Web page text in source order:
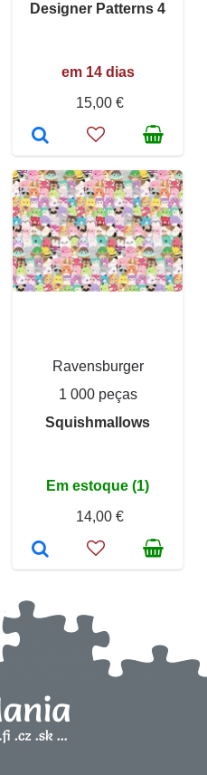
Designer Patterns 4
em 14 dias
15,00 €
Ravensburger
1 000 peças
Squishmallows
Em estoque (1)
14,00 €